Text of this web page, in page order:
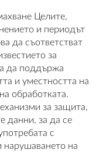
Целите,
и периодът
да съответстват
за
да поддържа
и уместността на
обработката.
за защита,
данни, за да се
с
нарушаването на